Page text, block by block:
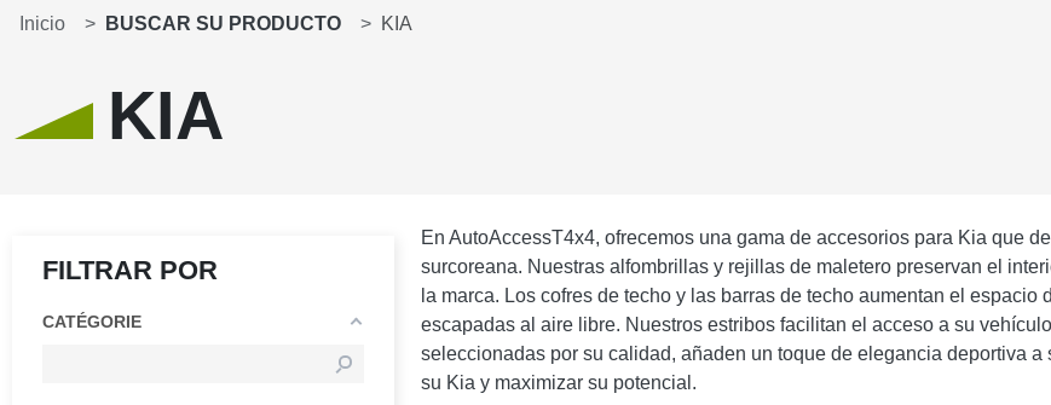
Inicio BUSCAR SU PRODUCTO KIA
KIA
FILTRAR POR
CATÉGORIE
En AutoAccessT4x4, ofrecemos una gama de accesorios para Kia que
surcoreana. Nuestras alfombrillas y rejillas de maletero preservan el
la marca. Los cofres de techo y las barras de techo aumentan el
escapadas al aire libre. Nuestros estribos facilitan el acceso a su
seleccionadas por su calidad, añaden un toque de elegancia deportiva
su Kia y maximizar su potencial.